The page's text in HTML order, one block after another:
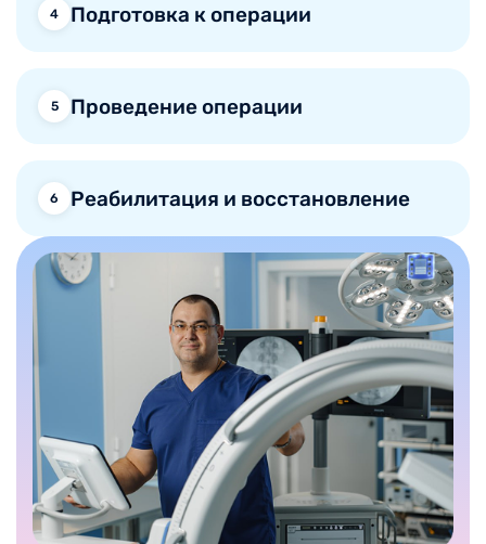
4 Подготовка к операции
5 Проведение операции
6 Реабилитация и восстановление